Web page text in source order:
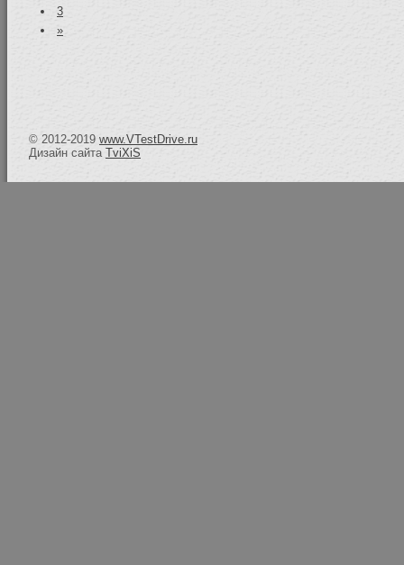
3
»
© 2012-2019 www.VTestDrive.ru
Дизайн сайта TviXiS